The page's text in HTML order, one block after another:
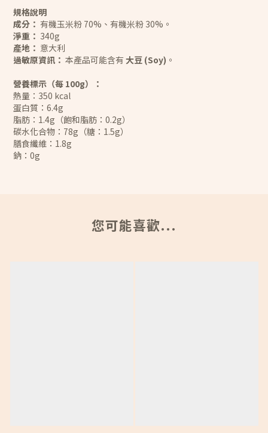
規格說明
成分： 有機玉米粉 70%、有機米粉 30%。
淨重： 340g
產地： 意大利
過敏原資訊： 本產品可能含有 大豆 (Soy) 。
營養標示（每 100g）：
熱量：350 kcal
蛋白質：6.4g
脂肪：1.4g（飽和脂肪：0.2g）
碳水化合物：78g（糖：1.5g）
膳食纖維：1.8g
鈉：0g
您可能喜歡...